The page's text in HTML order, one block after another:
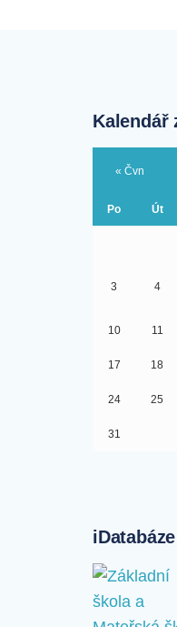
Kalendář
Po Út
3 4
10 11
17 18
24 25
31
« Čvn
iDatabáze